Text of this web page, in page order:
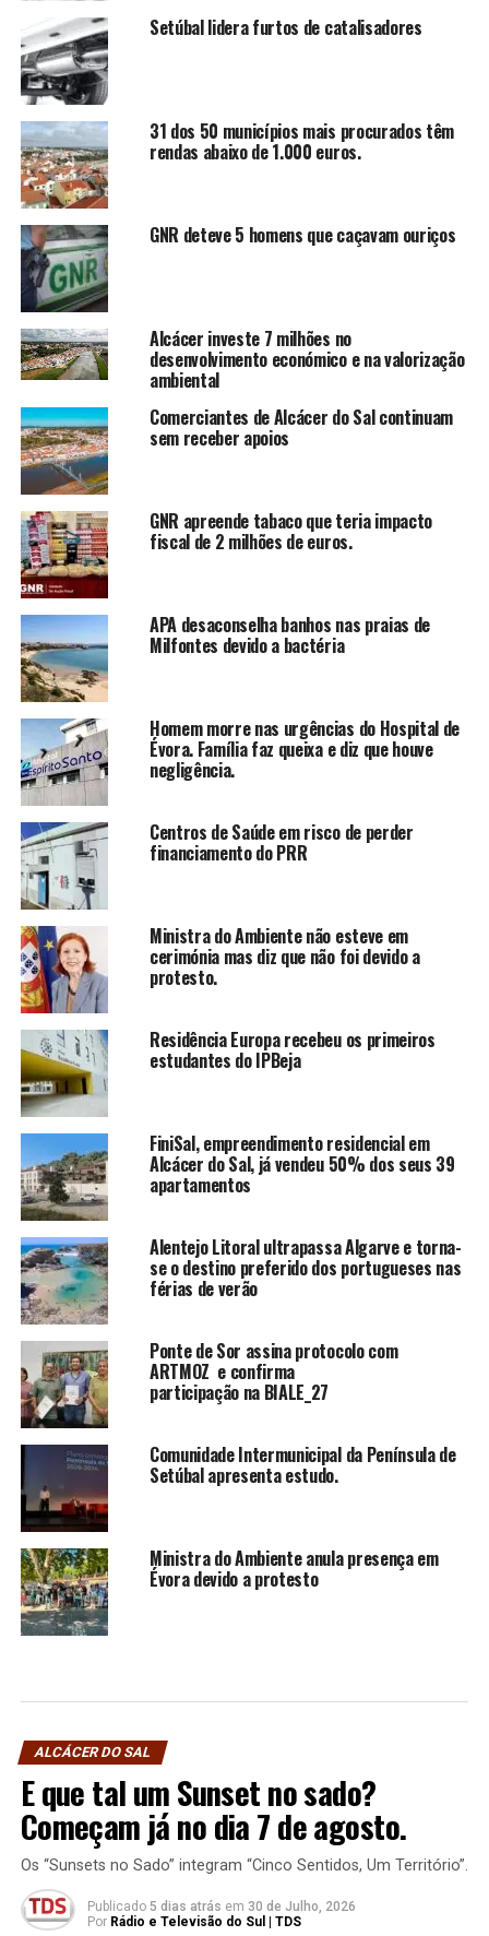
Setúbal lidera furtos de catalisadores
31 dos 50 municípios mais procurados têm
rendas abaixo de 1.000 euros.
GNR deteve 5 homens que caçavam ouriços
Alcácer investe 7 milhões no
desenvolvimento económico e na valorização
ambiental
Comerciantes de Alcácer do Sal continuam
sem receber apoios
GNR apreende tabaco que teria impacto
fiscal de 2 milhões de euros.
APA desaconselha banhos nas praias de
Milfontes devido a bactéria
Homem morre nas urgências do Hospital de
Évora. Família faz queixa e diz que houve
negligência.
Centros de Saúde em risco de perder
financiamento do PRR
Ministra do Ambiente não esteve em
cerimónia mas diz que não foi devido a
protesto.
Residência Europa recebeu os primeiros
estudantes do IPBeja
FiniSal, empreendimento residencial em
Alcácer do Sal, já vendeu 50% dos seus 39
apartamentos
Alentejo Litoral ultrapassa Algarve e torna-
se o destino preferido dos portugueses nas
férias de verão
Ponte de Sor assina protocolo com
ARTMOZ e confirma
participação na BIALE_27
Comunidade Intermunicipal da Península de
Setúbal apresenta estudo.
Ministra do Ambiente anula presença em
Évora devido a protesto
ALCÁCER DO SAL
E que tal um Sunset no sado?
Começam já no dia 7 de agosto.
Os “Sunsets no Sado” integram “Cinco Sentidos, Um Território”.
Publicado 5 dias atrás em 30 de Julho, 2026
Por Rádio e Televisão do Sul | TDS